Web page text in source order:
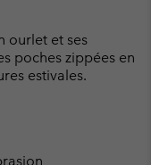
ourlet et ses
poches zippées en
estivales.